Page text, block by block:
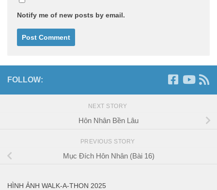
Notify me of new posts by email.
FOLLOW:
NEXT STORY
Hôn Nhân Bền Lâu
PREVIOUS STORY
Mục Đích Hôn Nhân (Bài 16)
HÌNH ẢNH WALK-A-THON 2025